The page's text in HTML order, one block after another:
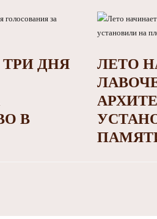
ДНЯ
В
ЛЕТО